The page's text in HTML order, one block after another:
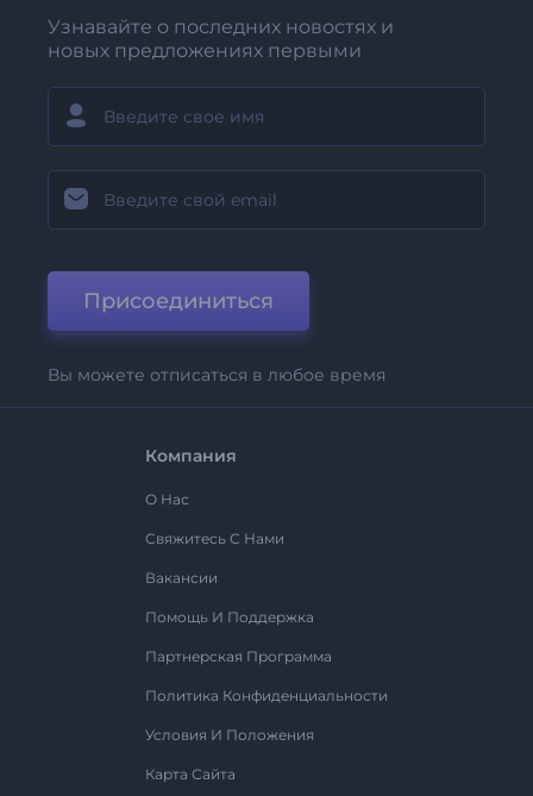
Узнавайте о последних новостях и
новых предложениях первыми
Присоединиться
Вы можете отписаться в любое время
Компания
О Нас
Свяжитесь С Нами
Вакансии
Помощь И Поддержка
Партнерская Программа
Политика Конфиденциальности
Условия И Положения
Карта Сайта